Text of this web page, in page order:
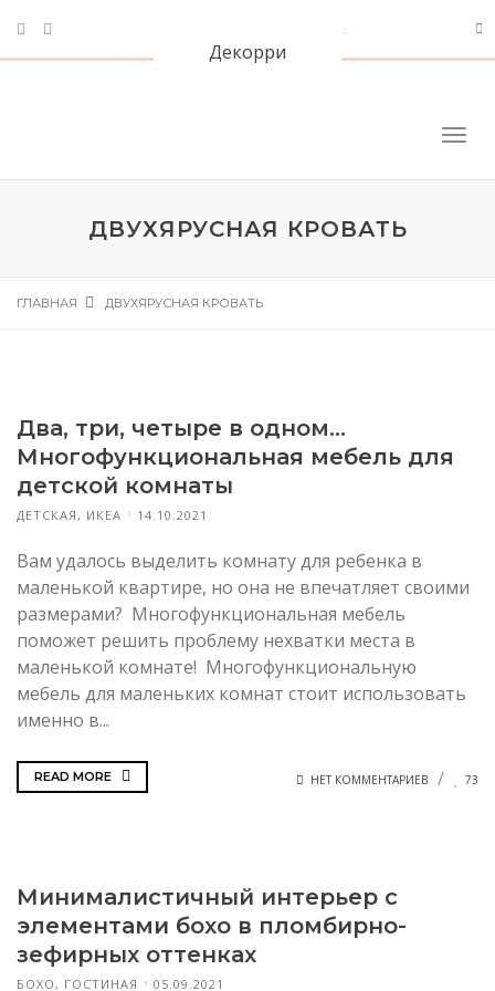
Декорри
ДВУХЯРУСНАЯ КРОВАТЬ
ГЛАВНАЯ ДВУХЯРУСНАЯ КРОВАТЬ
Два, три, четыре в одном…
Многофункциональная мебель для
детской комнаты
ДЕТСКАЯ, ИКЕА 14.10.2021
Вам удалось выделить комнату для ребенка в
маленькой квартире, но она не впечатляет своими
размерами? Многофункциональная мебель
поможет решить проблему нехватки места в
маленькой комнате! Многофункциональную
мебель для маленьких комнат стоит использовать
именно в...
READ MORE НЕТ КОММЕНТАРИЕВ 73
Минималистичный интерьер с
элементами бохо в пломбирно-
зефирных оттенках
БОХО, ГОСТИНАЯ 05.09.2021